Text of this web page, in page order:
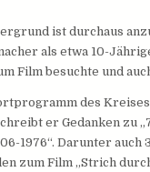
ist durchaus
als etwa 10-
Film besuchte und
des
er Gedanken zu
1976“. Darunter auch
zum Film „Strich